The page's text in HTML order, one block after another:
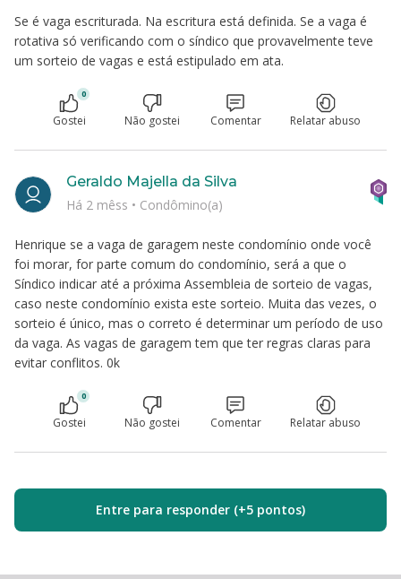
Se é vaga escriturada. Na escritura está definida. Se a vaga é
rotativa só verificando com o síndico que provavelmente teve
um sorteio de vagas e está estipulado em ata.
0
Gostei Não gostei Comentar Relatar abuso
Henrique se a vaga de garagem neste condomínio onde você
foi morar, for parte comum do condomínio, será a que o
Síndico indicar até a próxima Assembleia de sorteio de vagas,
caso neste condomínio exista este sorteio. Muita das vezes, o
sorteio é único, mas o correto é determinar um período de uso
da vaga. As vagas de garagem tem que ter regras claras para
evitar conflitos. 0k
Geraldo Majella da Silva
Há 2 mêss • Condômino(a)
0
Gostei Não gostei Comentar Relatar abuso
Entre para responder (+5 pontos)